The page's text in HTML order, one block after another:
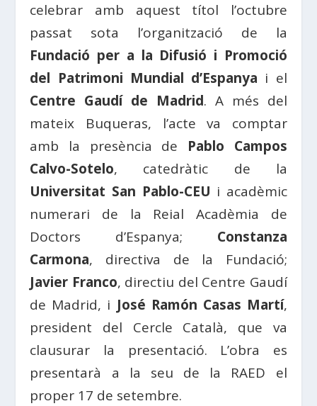
celebrar amb aquest títol l’octubre
passat sota l’organització de la
Fundació per a la Difusió i Promoció
del Patrimoni Mundial d’Espanya i el
Centre Gaudí de Madrid. A més del
mateix Buqueras, l’acte va comptar
amb la presència de Pablo Campos
Calvo-Sotelo, catedràtic de la
Universitat San Pablo-CEU i acadèmic
numerari de la Reial Acadèmia de
Doctors d’Espanya; Constanza
Carmona, directiva de la Fundació;
Javier Franco, directiu del Centre Gaudí
de Madrid, i José Ramón Casas Martí,
president del Cercle Català, que va
clausurar la presentació. L’obra es
presentarà a la seu de la RAED el
proper 17 de setembre.